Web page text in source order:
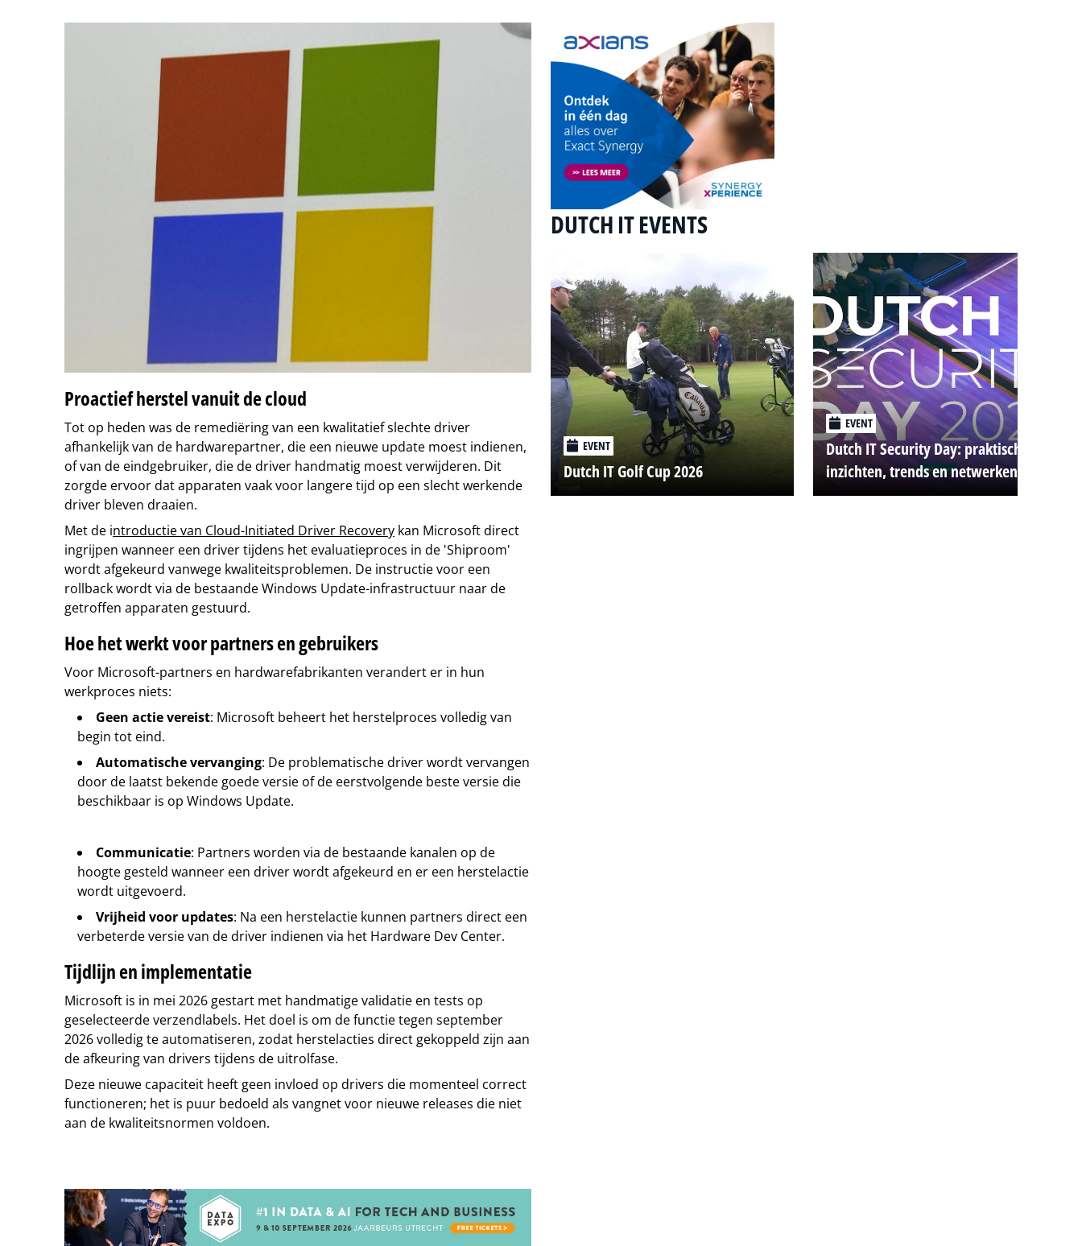
Proactief herstel vanuit de cloud
Tot op heden was de remediëring van een kwalitatief slechte driver
afhankelijk van de hardwarepartner, die een nieuwe update moest indienen,
of van de eindgebruiker, die de driver handmatig moest verwijderen. Dit
zorgde ervoor dat apparaten vaak voor langere tijd op een slecht werkende
driver bleven draaien.
Met de introductie van Cloud-Initiated Driver Recovery kan Microsoft direct
ingrijpen wanneer een driver tijdens het evaluatieproces in de 'Shiproom'
wordt afgekeurd vanwege kwaliteitsproblemen. De instructie voor een
rollback wordt via de bestaande Windows Update-infrastructuur naar de
getroffen apparaten gestuurd.
Hoe het werkt voor partners en gebruikers
Voor Microsoft-partners en hardwarefabrikanten verandert er in hun
werkproces niets:
Geen actie vereist: Microsoft beheert het herstelproces volledig van
begin tot eind.
Automatische vervanging: De problematische driver wordt vervangen
door de laatst bekende goede versie of de eerstvolgende beste versie die
beschikbaar is op Windows Update.
Communicatie: Partners worden via de bestaande kanalen op de
hoogte gesteld wanneer een driver wordt afgekeurd en er een herstelactie
wordt uitgevoerd.
Vrijheid voor updates: Na een herstelactie kunnen partners direct een
verbeterde versie van de driver indienen via het Hardware Dev Center.
Tijdlijn en implementatie
Microsoft is in mei 2026 gestart met handmatige validatie en tests op
geselecteerde verzendlabels. Het doel is om de functie tegen september
2026 volledig te automatiseren, zodat herstelacties direct gekoppeld zijn aan
de afkeuring van drivers tijdens de uitrolfase.
Deze nieuwe capaciteit heeft geen invloed op drivers die momenteel correct
functioneren; het is puur bedoeld als vangnet voor nieuwe releases die niet
aan de kwaliteitsnormen voldoen.
DUTCH IT EVENTS
EVENT
Dutch IT Golf Cup 2026
EVENT
Dutch IT Security Day: praktische
inzichten, trends en netwerken